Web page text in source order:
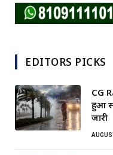
EDITORS PICKS
CG
हुआ
जारी